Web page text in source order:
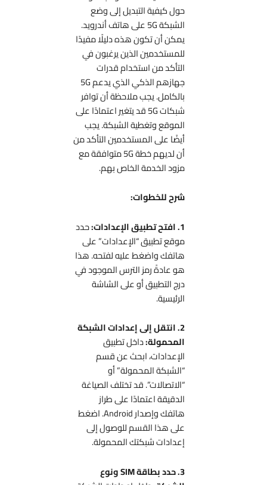
حول كيفية التبديل إلى وضع
الشبكة 5G على هاتف أندرويد.
يمكن أن تكون هذه دليلًا مفيدًا
للمستخدمين الذين يرغبون في
التأكد من استخدام قدرات
جهازهم الذكي الذي يدعم 5G
بالكامل. يجب ملاحظة أن توافر
شبكات 5G قد يتغير اعتمادًا على
الموقع وتغطية الشبكة. يجب
أيضًا على المستخدمين التأكد من
أن لديهم خطة 5G متوافقة مع
مزود الخدمة الخاص بهم.
شرح للخطوات:
حدد
موقع تطبيق “الإعدادات” على
هاتفك واضغط عليه لفتحه. هذا
هو عادةً رمز الترس الموجود في
درج التطبيق أو على الشاشة
الرئيسية.
2. انتقل إلى إعدادات الشبكة
المحمولة:داخل تطبيق
الإعدادات، ابحث عن قسم
“الشبكة المحمولة” أو
“الاتصالات”. قد تختلف الصياغة
الدقيقة اعتمادًا على طراز
هاتفك وإصدار Android. اضغط
على هذا القسم للوصول إلى
إعدادات شبكتك المحمولة.
3. حدد بطاقة SIM ونوع